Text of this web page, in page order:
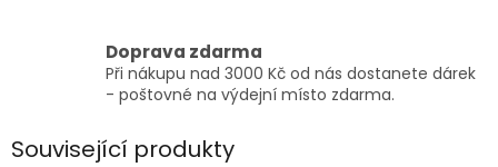
Doprava zdarma
Při nákupu nad 3000 Kč od nás dostanete dárek
- poštovné na výdejní místo zdarma.
Související produkty